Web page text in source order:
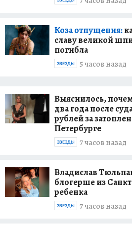
Коза отпущения:
славу великой
погибла
5 часов назад
ЗВЕЗДЫ
Выяснилось,
два года после
рублей за
Петербурге
7 часов назад
ЗВЕЗДЫ
Владислав
блогерше из
ребенка
7 часов назад
ЗВЕЗДЫ